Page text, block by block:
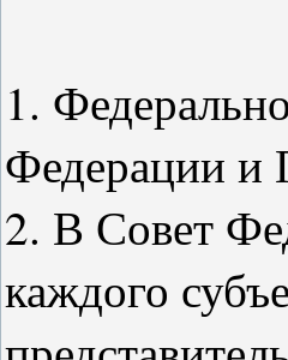
1.
Федерации и
2. В Совет
каждого